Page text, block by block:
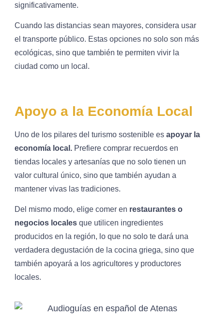
significativamente.
Cuando las distancias sean mayores, considera usar
el transporte público. Estas opciones no solo son más
ecológicas, sino que también te permiten vivir la
ciudad como un local.
Apoyo a la Economía Local
Uno de los pilares del turismo sostenible es apoyar la
economía local. Prefiere comprar recuerdos en
tiendas locales y artesanías que no solo tienen un
valor cultural único, sino que también ayudan a
mantener vivas las tradiciones.
Del mismo modo, elige comer en restaurantes o
negocios locales que utilicen ingredientes
producidos en la región, lo que no solo te dará una
verdadera degustación de la cocina griega, sino que
también apoyará a los agricultores y productores
locales.